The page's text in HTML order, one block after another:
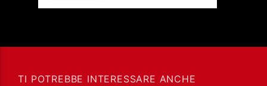
TI POTREBBE INTERESSARE ANCHE